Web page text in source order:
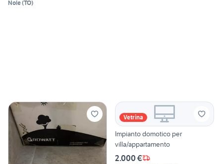
Nole(TO)
Vetrina
Impianto domotico per
villa/appartamento
2.000 €